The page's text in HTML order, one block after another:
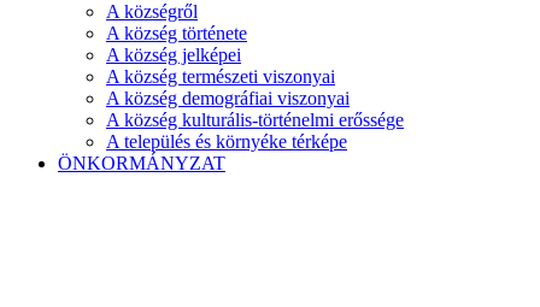
A községről
A község története
A község jelképei
A község természeti viszonyai
A község demográfiai viszonyai
A község kulturális-történelmi erőssége
A település és környéke térképe
ÖNKORMÁNYZAT